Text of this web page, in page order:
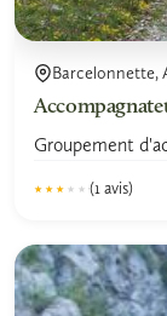
Barcelonnette,
Groupement
★★★★★
★★★★★ (1 avis)